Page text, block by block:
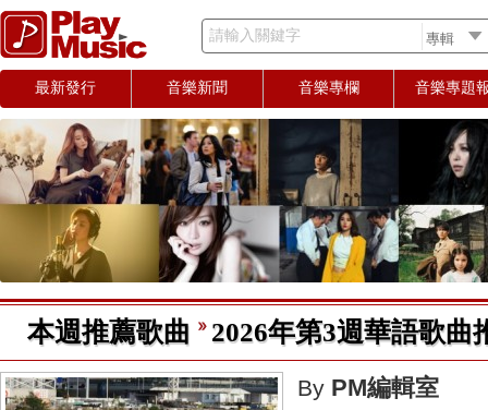
請輸入關鍵字
最新發行 音樂新聞 音樂專欄 音樂專題
本週推薦歌曲 2026年第3週華語歌曲
By PM編輯室